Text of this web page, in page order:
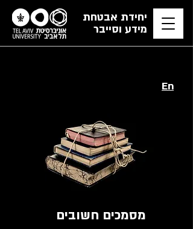
יחידת אבטחת
מידע וסייבר
En
מסמכים חשובים